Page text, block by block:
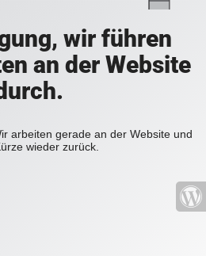
wir führen
an der Website
arbeiten gerade an der Website und
wieder zurück.